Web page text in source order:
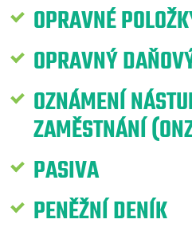
OPRAVNÉ
OPRAVNÝ
OZNÁMENÍ
ZAMĚSTNÁNÍ
PASIVA
PENĚŽNÍ DENÍK